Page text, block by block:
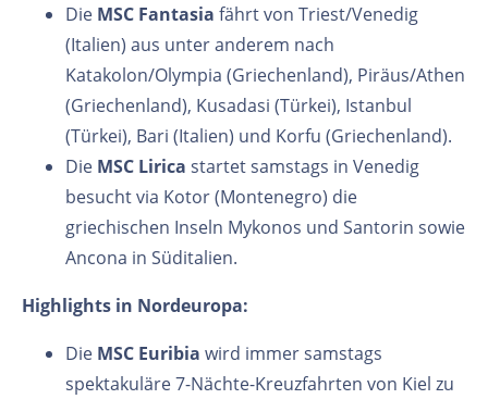
Die MSC Fantasia fährt von Triest/Venedig
(Italien) aus unter anderem nach
Katakolon/Olympia (Griechenland), Piräus/Athen
(Griechenland), Kusadasi (Türkei), Istanbul
(Türkei), Bari (Italien) und Korfu (Griechenland).
Die MSC Lirica startet samstags in Venedig
besucht via Kotor (Montenegro) die
griechischen Inseln Mykonos und Santorin sowie
Ancona in Süditalien.
Highlights in Nordeuropa:
Die MSC Euribia wird immer samstags
spektakuläre 7-Nächte-Kreuzfahrten von Kiel zu